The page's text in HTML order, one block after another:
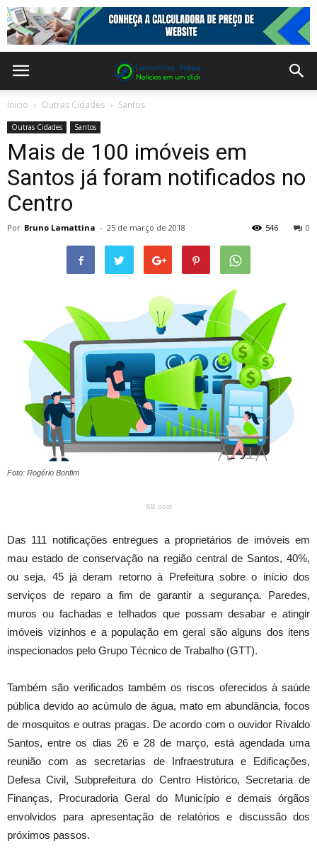
Inicio Outras Cidades Santos
Outras Cidades Santos
Mais de 100 imóveis em
Santos já foram notificados no
Centro
Por Bruno Lamattina - 25 de março de 2018 0
546
Foto: Rogério Bonfim
SB post
Das 111 notificações entregues a proprietários de imóveis em
mau estado de conservação na região central de Santos, 40%,
ou seja, 45 já deram retorno à Prefeitura sobre o início dos
serviços de reparo a fim de garantir a segurança. Paredes,
muros ou fachadas e telhados que possam desabar e atingir
imóveis vizinhos e a população em geral são alguns dos itens
inspecionados pelo Grupo Técnico de Trabalho (GTT).
Também são verificados também os riscos oferecidos à saúde
pública devido ao acúmulo de água, mato em abundância, focos
de mosquitos e outras pragas. De acordo com o ouvidor Rivaldo
Santos, entre os dias 26 e 28 de março, está agendada uma
reunião com as secretarias de Infraestrutura e Edificações,
Defesa Civil, Subprefeitura do Centro Histórico, Secretaria de
Finanças, Procuradoria Geral do Município e demais órgãos
envolvidos para apresentação de relatórios e discussão dos
próximos passos.